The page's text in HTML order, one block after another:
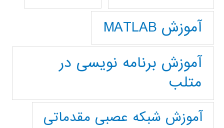
آموزش MATLAB
آموزش برنامه نویسی در
متلب
آموزش شبکه عصبی مقدماتی